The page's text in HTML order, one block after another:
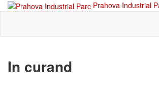
Prahova Industrial
In curand